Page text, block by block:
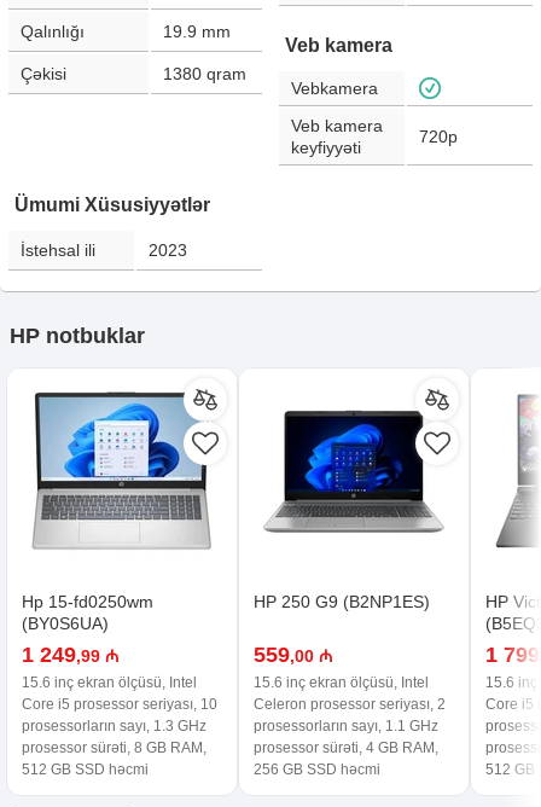
Qalınlığı 19.9 mm
Çəkisi 1380 qram
Veb kamera
Vebkamera
Veb kamera
keyfiyyəti
720p
Ümumi Xüsusiyyətlər
İstehsal ili 2023
HP notbuklar
Hp 15-fd0250wm
(BY0S6UA)
1 249,99 ₼
15.6 inç ekran ölçüsü, Intel
Core i5 prosessor seriyası, 10
prosessorların sayı, 1.3 GHz
prosessor sürəti, 8 GB RAM,
512 GB SSD həcmi
HP 250 G9 (B2NP1ES)
559,00 ₼
15.6 inç ekran ölçüsü, Intel
Celeron prosessor seriyası, 2
prosessorların sayı, 1.1 GHz
prosessor sürəti, 4 GB RAM,
256 GB SSD həcmi
HP
1 799
15.6
Core i5
512 GB